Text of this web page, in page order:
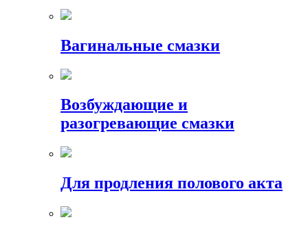
Вагинальные смазки
Возбуждающие и
разогревающие смазки
Для продления полового акта